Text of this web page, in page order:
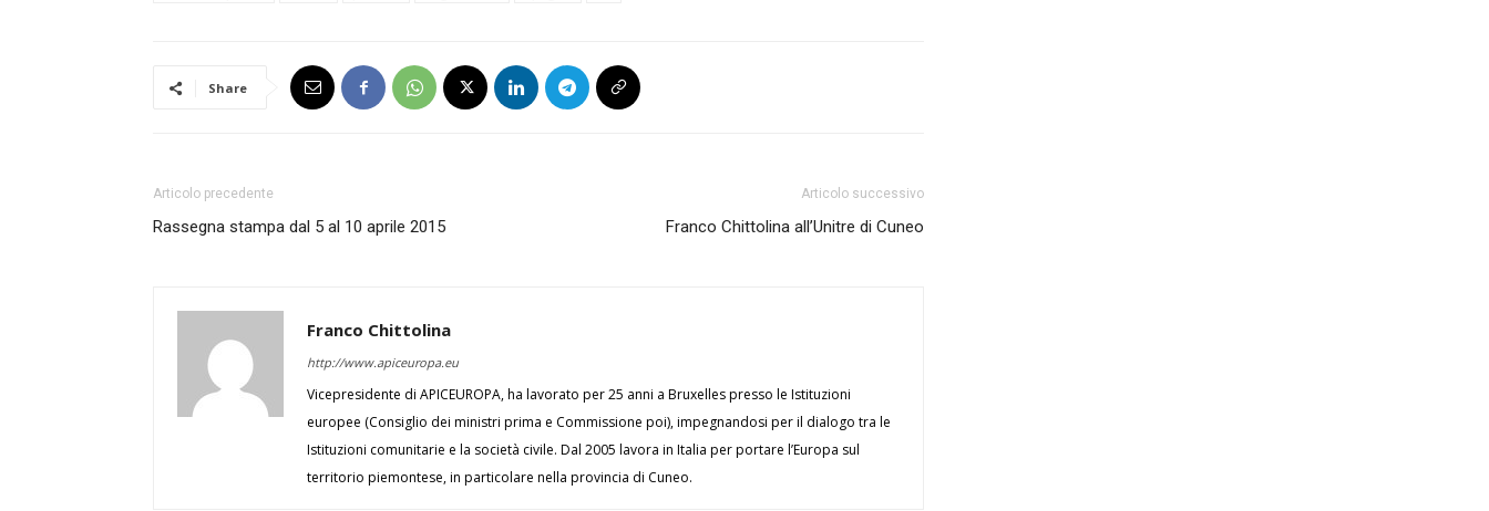
Share
Articolo precedente
Rassegna stampa dal 5 al 10 aprile 2015
Articolo successivo
Franco Chittolina all’Unitre di Cuneo
Franco Chittolina
http://www.apiceuropa.eu
Vicepresidente di APICEUROPA, ha lavorato per 25 anni a Bruxelles presso le Istituzioni
europee (Consiglio dei ministri prima e Commissione poi), impegnandosi per il dialogo tra le
Istituzioni comunitarie e la società civile. Dal 2005 lavora in Italia per portare l’Europa sul
territorio piemontese, in particolare nella provincia di Cuneo.